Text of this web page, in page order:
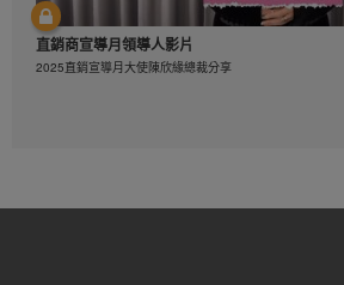
健康活躍新生活影片_總結
直銷商宣導月領導人影片
2025直銷宣導月大使陳欣緣總裁分享